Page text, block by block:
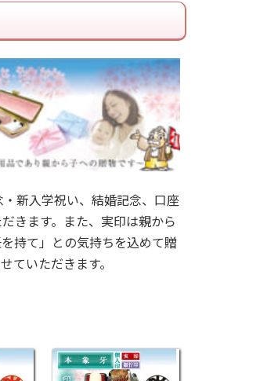
新入学祝い、結婚記念、口座
きます。また、実印は親から
持て」との気持ちを込めて贈
ていただきます。